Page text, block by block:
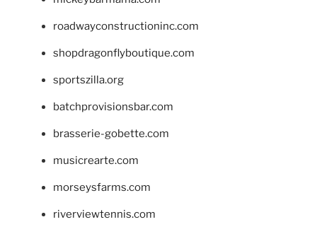
roadwayconstructioninc.com
shopdragonflyboutique.com
sportszilla.org
batchprovisionsbar.com
brasserie-gobette.com
musicrearte.com
morseysfarms.com
riverviewtennis.com